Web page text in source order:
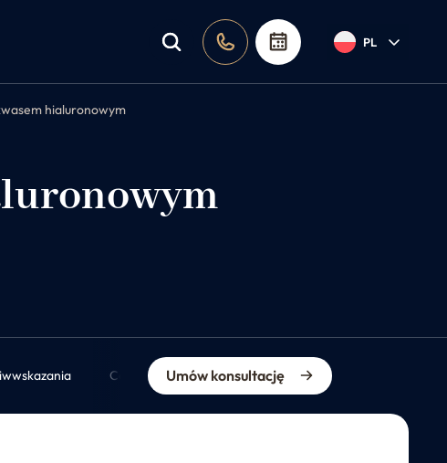
PL
hialuronowym
Cena Umów konsultację